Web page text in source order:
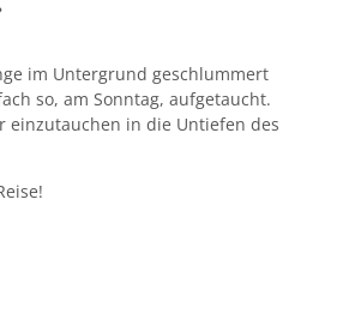
im Untergrund geschlummert
so, am Sonntag, aufgetaucht.
einzutauchen in die Untiefen des